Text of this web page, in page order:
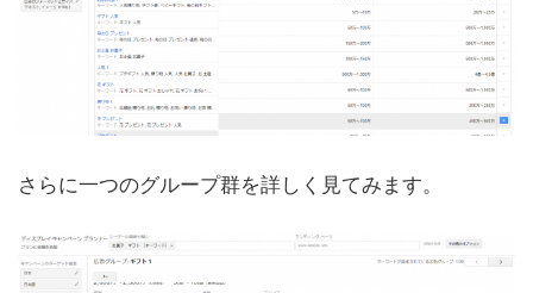
さらに一つのグループ群を詳しく見てみます。